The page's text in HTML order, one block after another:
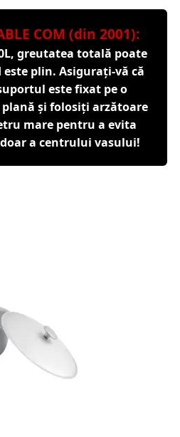
COM (din 2001):
greutatea totală poate
este plin. Asigurați-vă că
este fixat pe o
și folosiți arzătoare
mare pentru a evita
a centrului vasului!